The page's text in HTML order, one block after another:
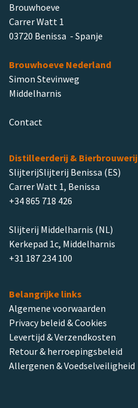
Brouwhoeve
Carrer Watt 1
03720 Benissa - Spanje
Brouwhoeve Nederland
Simon Stevinweg
Middelharnis
Contact
Distilleerderij & Bierbrouwerij
SlijterijSlijterij Benissa (ES)
Carrer Watt 1, Benissa
+34 865 718 426
Slijterij Middelharnis (NL)
Kerkepad 1c, Middelharnis
+31 187 234 100
Belangrijke links
Algemene voorwaarden
Privacy beleid & Cookies
Levertijd & Verzendkosten
Retour & herroepingsbeleid
Allergenen & Voedselveiligheid